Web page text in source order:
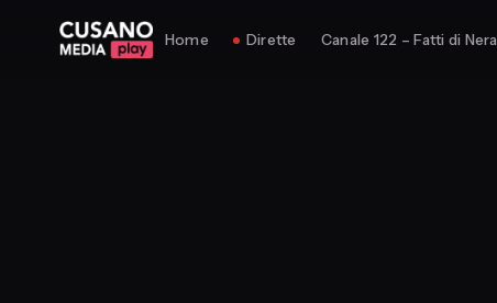
Home Dirette Canale 122 – Fatti di Nera